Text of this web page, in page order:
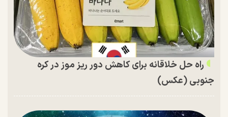
راه حل خلاقانه برای کاهش دور ریز موز در کره
جنوبی (عکس)